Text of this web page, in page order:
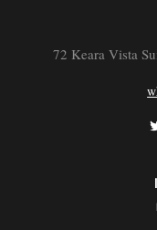
72 Keara Vista